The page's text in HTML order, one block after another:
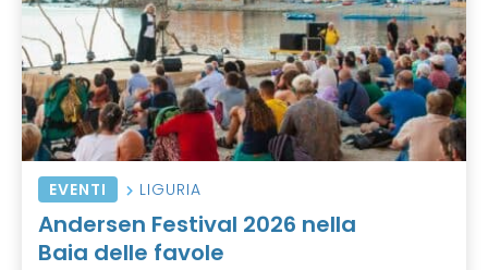
EVENTI LIGURIA
Andersen Festival 2026 nella
Baia delle favole